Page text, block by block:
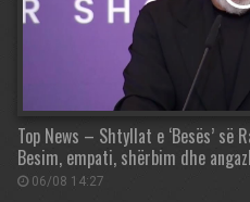
Top News – Shtyllat e ‘Besës’
Besim, empati, shërbim dhe
06/08 14:27